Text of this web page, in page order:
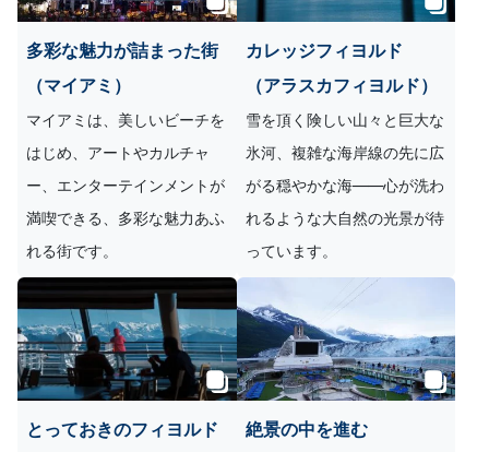
多彩な魅力が詰まった街
（マイアミ）
マイアミは、美しいビーチを
はじめ、アートやカルチャ
ー、エンターテインメントが
満喫できる、多彩な魅力あふ
れる街です。
カレッジフィヨルド
（アラスカフィヨルド）
雪を頂く険しい山々と巨大な
氷河、複雑な海岸線の先に広
がる穏やかな海――心が洗わ
れるような大自然の光景が待
っています。
とっておきのフィヨルド
絶景の中を進む